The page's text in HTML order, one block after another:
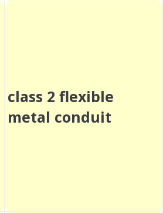
class 2 flexible
metal conduit